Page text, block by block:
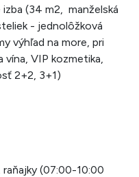
(34 m2, manželská
- jednolôžková
výhľad na more, pri
vína, VIP kozmetika,
2+2, 3+1)
(07:00-10:00